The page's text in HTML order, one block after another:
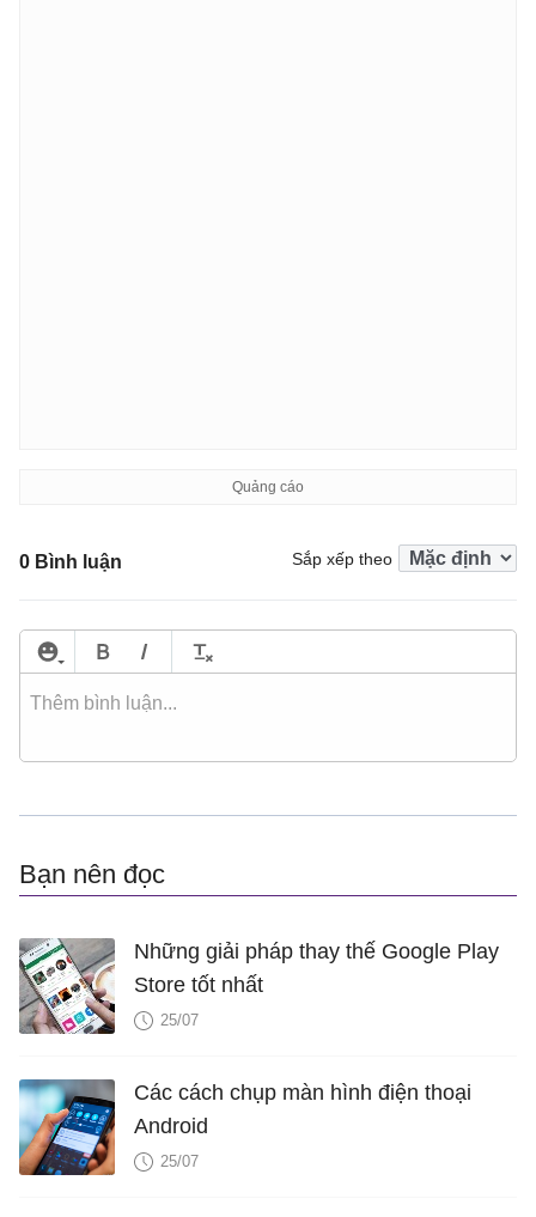
0 Bình luận Sắp xếp theo
Bạn nên đọc
Những giải pháp thay thế Google Play
Store tốt nhất
25/07
Các cách chụp màn hình điện thoại
Android
25/07